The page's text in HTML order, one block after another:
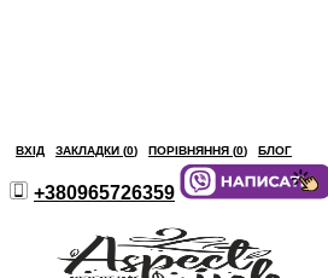
ВХІД ЗАКЛАДКИ (0) ПОРІВНЯННЯ (0) БЛОГ
+380965726359